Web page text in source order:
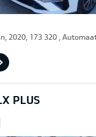
2020, 173 320 ,
PLUS